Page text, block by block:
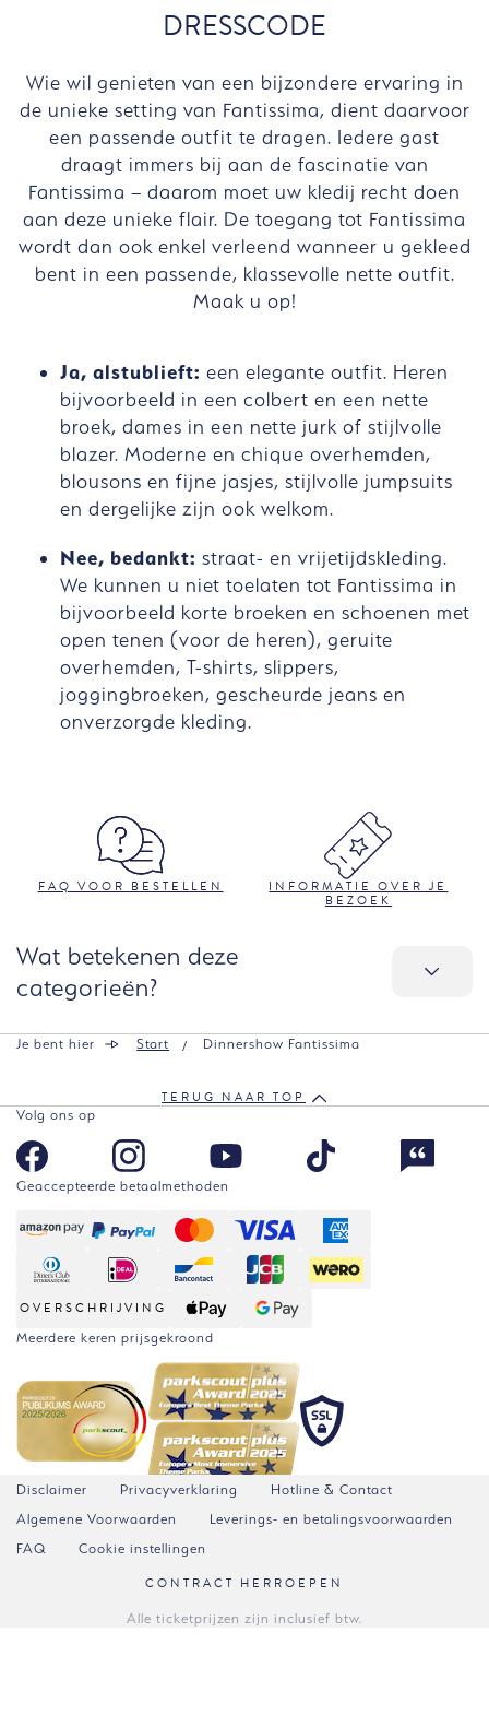
DRESSCODE
Wie wil genieten van een bijzondere ervaring in
de unieke setting van Fantissima, dient daarvoor
een passende outfit te dragen. Iedere gast
draagt immers bij aan de fascinatie van
Fantissima – daarom moet uw kledij recht doen
aan deze unieke flair. De toegang tot Fantissima
wordt dan ook enkel verleend wanneer u gekleed
bent in een passende, klassevolle nette outfit.
Maak u op!
Ja, alstublieft: een elegante outfit. Heren
bijvoorbeeld in een colbert en een nette
broek, dames in een nette jurk of stijlvolle
blazer. Moderne en chique overhemden,
blousons en fijne jasjes, stijlvolle jumpsuits
en dergelijke zijn ook welkom.
Nee, bedankt: straat- en vrijetijdskleding.
We kunnen u niet toelaten tot Fantissima in
bijvoorbeeld korte broeken en schoenen met
open tenen (voor de heren), geruite
overhemden, T-shirts, slippers,
joggingbroeken, gescheurde jeans en
onverzorgde kleding.
FAQ VOOR BESTELLEN INFORMATIE OVER JE
BEZOEK
Wat betekenen deze
categorieën?
Je bent hier Start Dinnershow Fantissima
TERUG NAAR TOP
Volg ons op
Geaccepteerde betaalmethoden
OVERSCHRIJVING
Meerdere keren prijsgekroond
Disclaimer Privacyverklaring
Hotline & Contact
Algemene Voorwaarden
Leverings- en betalingsvoorwaarden
FAQ
Cookie instellingen
CONTRACT HERROEPEN
Alle ticketprijzen zijn inclusief btw.